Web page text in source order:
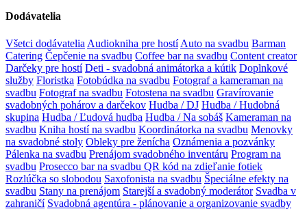
Dodávatelia
Všetci dodávatelia Audiokniha pre hostí Auto na svadbu Barman
Catering Čepčenie na svadbu Coffee bar na svadbu Content creator
Darčeky pre hostí Deti - svadobná animátorka a kútik Doplnkové
služby Floristka Fotobúdka na svadbu Fotograf a kameraman na
svadbu Fotograf na svadbu Fotostena na svadbu Gravírovanie
svadobných pohárov a darčekov Hudba / DJ Hudba / Hudobná
skupina Hudba / Ľudová hudba Hudba / Na sobáš Kameraman na
svadbu Kniha hostí na svadbu Koordinátorka na svadbu Menovky
na svadobné stoly Obleky pre ženícha Oznámenia a pozvánky
Pálenka na svadbu Prenájom svadobného inventáru Program na
svadbu Prosecco bar na svadbu QR kód na zdieľanie fotiek
Rozlúčka so slobodou Saxofonista na svadbu Špeciálne efekty na
svadbu Stany na prenájom Starejší a svadobný moderátor Svadba v
zahraničí Svadobná agentúra - plánovanie a organizovanie svadby